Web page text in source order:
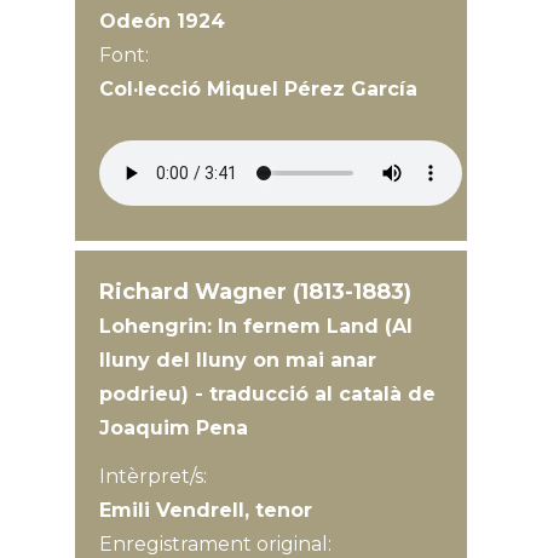
Odeón 1924
Font:
Col·lecció Miquel Pérez García
Richard Wagner (1813-1883)
Lohengrin: In fernem Land (Al
lluny del lluny on mai anar
podrieu) - traducció al català de
Joaquim Pena
Intèrpret/s:
Emili Vendrell, tenor
Enregistrament original: